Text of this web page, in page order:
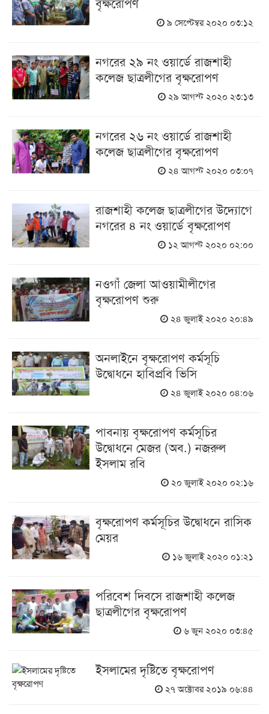
৯ সেপ্টেম্বর ২০২০ ০৩:১২
নগরের ২৯ নং ওয়ার্ডে রাজশাহী
কলেজ ছাত্রলীগের বৃক্ষরোপণ
২৯ আগস্ট ২০২০ ২৩:১৩
নগরের ২৬ নং ওয়ার্ডে রাজশাহী
কলেজ ছাত্রলীগের বৃক্ষরোপণ
২৪ আগস্ট ২০২০ ০৩:০৭
রাজশাহী কলেজ ছাত্রলীগের উদ্যোগে
নগরের ৪ নং ওয়ার্ডে বৃক্ষরোপণ
১২ আগস্ট ২০২০ ০২:০০
নওগাঁ জেলা আওয়ামীলীগের
বৃক্ষরোপণ শুরু
২৪ জুলাই ২০২০ ২০:৪৯
অনলাইনে বৃক্ষরোপণ কর্মসূচি
উদ্বোধনে হাবিপ্রবি ভিসি
২৪ জুলাই ২০২০ ০৪:০৬
পাবনায় বৃক্ষরোপণ কর্মসূচির
উদ্বোধনে মেজর (অব.) নজরুল
ইসলাম রবি
২০ জুলাই ২০২০ ০২:১৬
বৃক্ষরোপণ কর্মসূচির উদ্বোধনে রাসিক
মেয়র
১৬ জুলাই ২০২০ ০১:২১
পরিবেশ দিবসে রাজশাহী কলেজ
ছাত্রলীগের বৃক্ষরোপণ
৬ জুন ২০২০ ০৩:৪৫
ইসলামের দৃষ্টিতে বৃক্ষরোপণ
২৭ অক্টোবর ২০১৯ ০৬:৪৪